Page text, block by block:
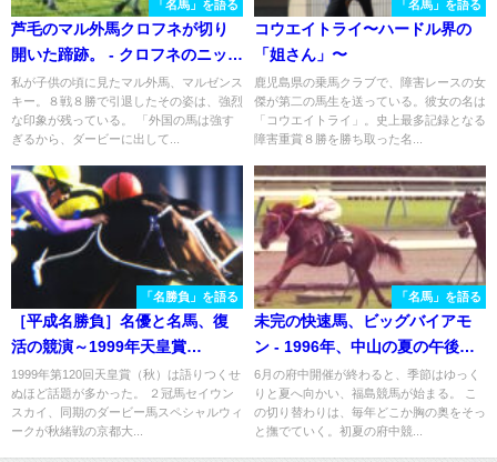
「名馬」を語る
芦毛のマル外馬クロフネが切り
開いた蹄跡。 - クロフネのニッポ
ン競馬開国史
私が子供の頃に見たマル外馬、マルゼンス
キー。８戦８勝で引退したその姿は、強烈
な印象が残っている。 「外国の馬は強す
ぎるから、ダービーに出して...
「名馬」を語る
コウエイトライ〜ハードル界の
「姐さん」〜
鹿児島県の乗馬クラブで、障害レースの女
傑が第二の馬生を送っている。彼女の名は
「コウエイトライ」。史上最多記録となる
障害重賞８勝を勝ち取った名...
「名勝負」を語る
［平成名勝負］名優と名馬、復
活の競演～1999年天皇賞
（秋）・スペシャルウィーク、
ステイゴールド～
1999年第120回天皇賞（秋）は語りつくせ
ぬほど話題が多かった。 ２冠馬セイウン
スカイ、同期のダービー馬スペシャルウィ
ークが秋緒戦の京都大...
「名馬」を語る
未完の快速馬、ビッグバイアモ
ン - 1996年、中山の夏の午後に
咲いた「幻影」の物語
6月の府中開催が終わると、季節はゆっく
りと夏へ向かい、福島競馬が始まる。 こ
の切り替わりは、毎年どこか胸の奥をそっ
と撫でていく。初夏の府中競...